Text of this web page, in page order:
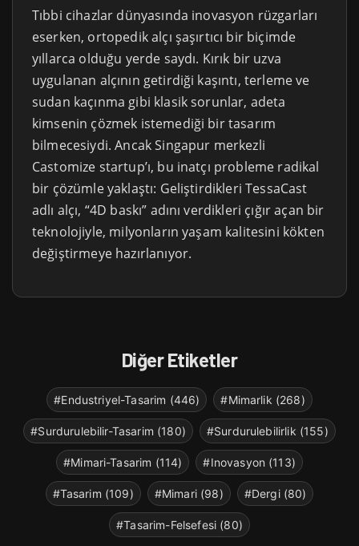
Tıbbi cihazlar dünyasında inovasyon rüzgarları
eserken, ortopedik alçı şaşırtıcı bir biçimde
yıllarca olduğu yerde saydı. Kırık bir uzva
uygulanan alçının getirdiği kaşıntı, terleme ve
sudan kaçınma gibi klasik sorunlar, adeta
kimsenin çözmek istemediği bir tasarım
bilmecesiydi. Ancak Singapur merkezli
Castomize startup’ı, bu inatçı probleme radikal
bir çözümle yaklaştı: Geliştirdikleri TessaCast
adlı alçı, “4D baskı” adını verdikleri çığır açan bir
teknolojiyle, milyonların yaşam kalitesini kökten
değiştirmeye hazırlanıyor.
Diğer Etiketler
#Endustriyel-Tasarim (446) #Mimarlik (268)
#Surdurulebilir-Tasarim (180) #Surdurulebilirlik (155)
#Mimari-Tasarim (114) #Inovasyon (113)
#Tasarim (109) #Mimari (98) #Dergi (80)
#Tasarim-Felsefesi (80)